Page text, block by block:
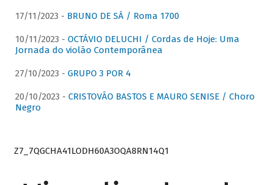
17/11/2023 - BRUNO DE SÁ / Roma 1700
10/11/2023 - OCTÁVIO DELUCHI / Cordas de Hoje: Uma
Jornada do violão Contemporânea
27/10/2023 - GRUPO 3 POR 4
20/10/2023 - CRISTOVÃO BASTOS E MAURO SENISE / Choro
Negro
Z7_7QGCHA41LODH60A3OQA8RN14Q1